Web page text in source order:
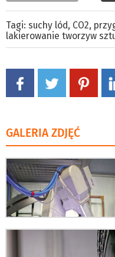
Tagi: suchy lód, CO2,
lakierowanie tworzyw
GALERIA ZDJĘĆ